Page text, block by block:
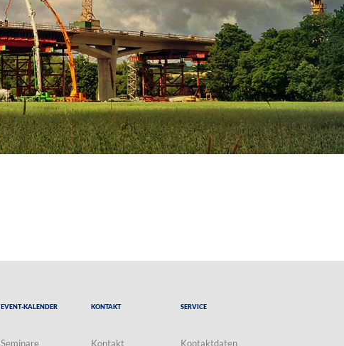
Event-Kalender
Seminare
Kontakt
Kontakt
Service
Kontaktdaten